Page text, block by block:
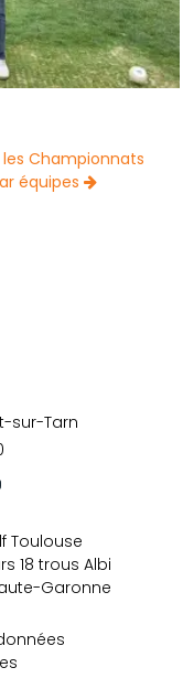
les Championnats
équipes
sur-Tarn
Toulouse
18 trous Albi
Garonne